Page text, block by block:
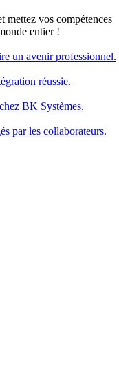
mettez vos compétences
entier !
un avenir professionnel.
réussie.
BK Systèmes.
par les collaborateurs.